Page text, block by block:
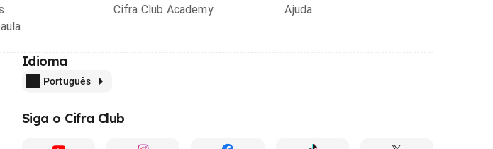
Cifra Club Academy
Ajuda
Idioma
Português
Siga o Cifra Club